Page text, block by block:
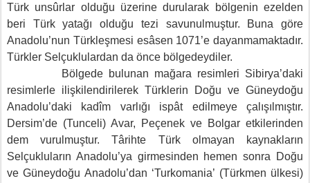
Türk unsûrlar olduğu üzerine durularak bölgenin ezelden
beri Türk yatağı olduğu tezi savunulmuştur. Buna göre
Anadolu’nun Türkleşmesi esâsen 1071’e dayanmamaktadır.
Türkler Selçuklulardan da önce bölgedeydiler.
Bölgede bulunan mağara resimleri Sibirya’daki
resimlerle ilişkilendirilerek Türklerin Doğu ve Güneydoğu
Anadolu’daki kadîm varlığı ispât edilmeye çalışılmıştır.
Dersim’de (Tunceli) Avar, Peçenek ve Bolgar etkilerinden
dem vurulmuştur. Târihte Türk olmayan kaynakların
Selçukluların Anadolu’ya girmesinden hemen sonra Doğu
ve Güneydoğu Anadolu’dan ‘Turkomania’ (Türkmen ülkesi)